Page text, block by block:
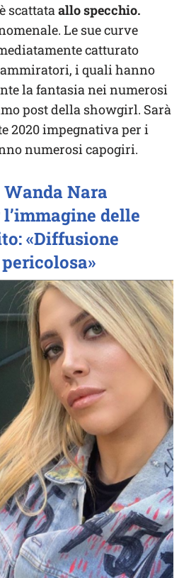
scattataallo specchio.
Le sue curve
catturato
i quali hanno
la fantasia nei numerosi
post della showgirl. Sarà
2020 impegnativa per i
numerosi capogiri.
Wanda Nara
delle
«Diffusione